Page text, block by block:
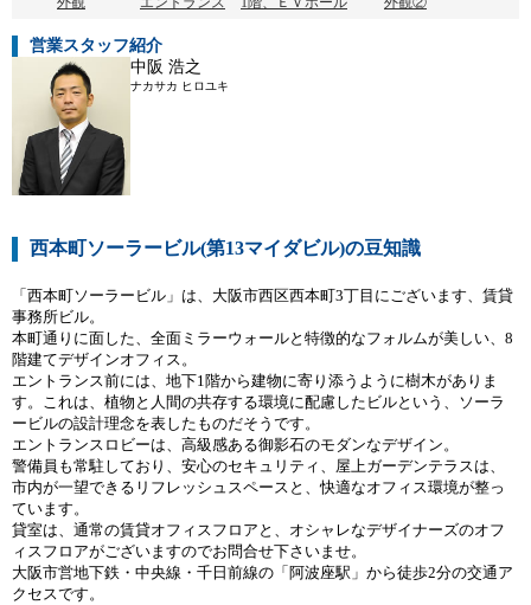
営業スタッフ紹介
中阪 浩之
ナカサカ ヒロユキ
西本町ソーラービル(第13マイダビル)の豆知識
「西本町ソーラービル」は、大阪市西区西本町3丁目にございます、賃貸
事務所ビル。
本町通りに面した、全面ミラーウォールと特徴的なフォルムが美しい、8
階建てデザインオフィス。
エントランス前には、地下1階から建物に寄り添うように樹木がありま
す。これは、植物と人間の共存する環境に配慮したビルという、ソーラ
ービルの設計理念を表したものだそうです。
エントランスロビーは、高級感ある御影石のモダンなデザイン。
警備員も常駐しており、安心のセキュリティ、屋上ガーデンテラスは、
市内が一望できるリフレッシュスペースと、快適なオフィス環境が整っ
ています。
貸室は、通常の賃貸オフィスフロアと、オシャレなデザイナーズのオフ
ィスフロアがございますのでお問合せ下さいませ。
大阪市営地下鉄・中央線・千日前線の「阿波座駅」から徒歩2分の交通ア
クセスです。